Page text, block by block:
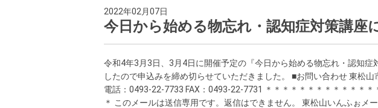
2022年02月07日
今日から始める物忘れ・認知症対策講座
令和4年3月3日、3月4日に開催予定の『今日から始める物忘れ・認知症
したので申込みを締め切らせていただきました。 ■お問い合わせ 東
電話：0493-22-7733 FAX：0493-22-7731 ＊＊＊＊＊＊＊＊＊＊＊＊＊
＊ このメールは送信専用です。返信はできません。 東松山いんふぉメ